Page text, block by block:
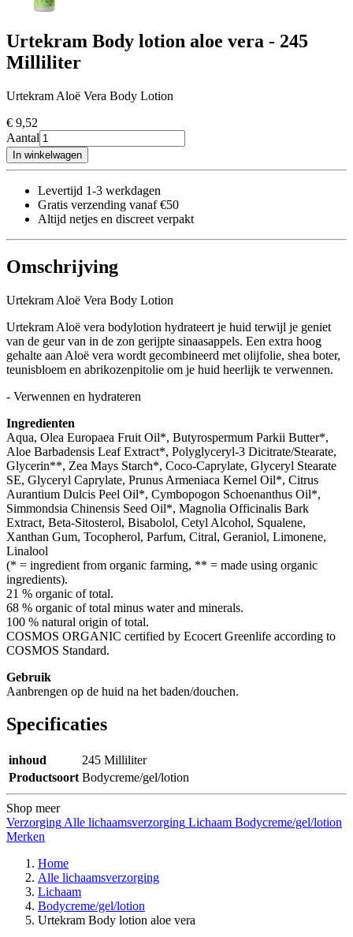
Urtekram Body lotion aloe vera - 245
Milliliter
Urtekram Aloë Vera Body Lotion
€ 9,52
Aantal
In winkelwagen
Levertijd 1-3 werkdagen
Gratis verzending vanaf €50
Altijd netjes en discreet verpakt
Omschrijving
Urtekram Aloë Vera Body Lotion
Urtekram Aloë vera bodylotion hydrateert je huid terwijl je geniet
van de geur van in de zon gerijpte sinaasappels. Een extra hoog
gehalte aan Aloë vera wordt gecombineerd met olijfolie, shea boter,
teunisbloem en abrikozenpitolie om je huid heerlijk te verwennen.
- Verwennen en hydrateren
Ingredienten
Aqua, Olea Europaea Fruit Oil*, Butyrospermum Parkii Butter*,
Aloe Barbadensis Leaf Extract*, Polyglyceryl-3 Dicitrate/Stearate,
Glycerin**, Zea Mays Starch*, Coco-Caprylate, Glyceryl Stearate
SE, Glyceryl Caprylate, Prunus Armeniaca Kernel Oil*, Citrus
Aurantium Dulcis Peel Oil*, Cymbopogon Schoenanthus Oil*,
Simmondsia Chinensis Seed Oil*, Magnolia Officinalis Bark
Extract, Beta-Sitosterol, Bisabolol, Cetyl Alcohol, Squalene,
Xanthan Gum, Tocopherol, Parfum, Citral, Geraniol, Limonene,
Linalool
(* = ingredient from organic farming, ** = made using organic
ingredients).
21 % organic of total.
68 % organic of total minus water and minerals.
100 % natural origin of total.
COSMOS ORGANIC certified by Ecocert Greenlife according to
COSMOS Standard.
Gebruik
Aanbrengen op de huid na het baden/douchen.
Specificaties
inhoud
245 Milliliter
Productsoort Bodycreme/gel/lotion
Shop meer
Verzorging Alle lichaamsverzorging Lichaam Bodycreme/gel/lotion
Merken
Home
Alle lichaamsverzorging
Lichaam
Bodycreme/gel/lotion
Urtekram Body lotion aloe vera